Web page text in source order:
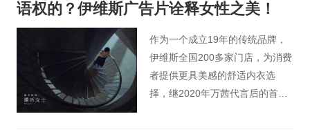
语权的？伊维斯广告片诠释女性之美！
作为一个成立19年的传统品牌，
伊维斯全国200多家门店，为消费
者提供更具美感的舒适内衣选
择，继2020年万茜代言后的首次